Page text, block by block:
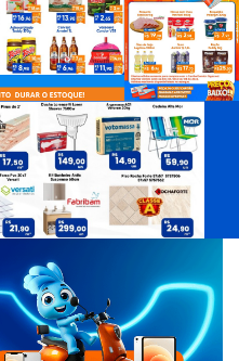
d
e
a
g
s